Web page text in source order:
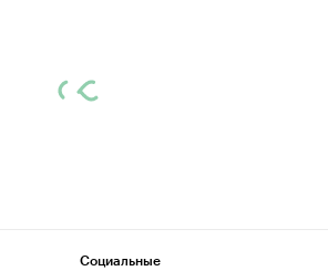
Социальные